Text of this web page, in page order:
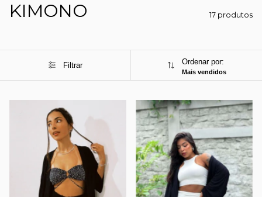
KIMONO 17 produtos
Filtrar Ordenar por:
Mais vendidos